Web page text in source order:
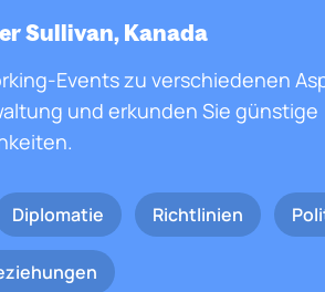
Sullivan, Kanada
Events zu verschiedenen
und erkunden Sie günstige
Diplomatie Richtlinien